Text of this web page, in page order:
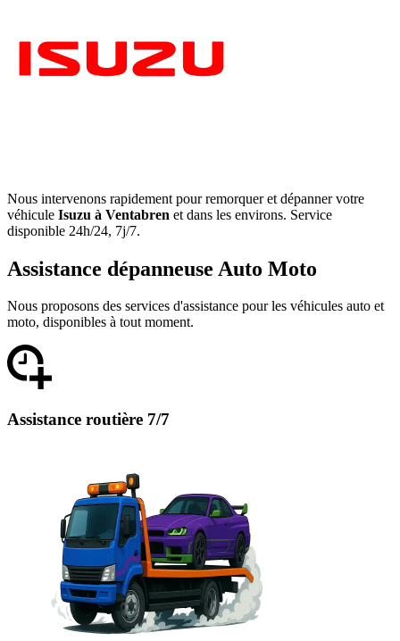
Nous intervenons rapidement pour remorquer et dépanner votre
véhicule Isuzu à Ventabren et dans les environs. Service
disponible 24h/24, 7j/7.
Assistance dépanneuse Auto Moto
Nous proposons des services d'assistance pour les véhicules auto et
moto, disponibles à tout moment.
Assistance routière 7/7